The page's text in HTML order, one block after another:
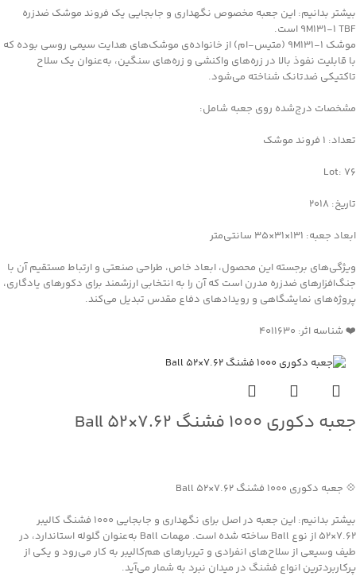
بیشتر بدانیم: این جعبه مخصوص نگهداری و جابجایی یک فروند موشک ضدزره
9M131-1 TBF است.
موشک 9M131-1 (متیس-ام) از خانواده‌ی موشک‌های هدایت سیمی روسی بوده که
با قابلیت نفوذ بالا در زره‌های واکنشی و زره‌های سنگین، به‌عنوان یک سلاح
تاکتیکی ضدتانک شناخته می‌شود.
مشخصات درج‌شده روی جعبه شامل:
تعداد: 1 فروند موشک
Lot: 76
تاریخ: 2018
ابعاد جعبه: 131×31×35 سانتی‌متر
ویژگی‌های برجسته این محصول، ابعاد خاص، طراحی صنعتی و ارتباط مستقیم آن با
جنگ‌افزارهای ضدزره مدرن است که آن را به انتخابی ارزشمند برای دکورهای یادگاری،
پروژه‌های نمایشگاهی و رویدادهای دفاع مقدس تبدیل می‌کند.
❤️ شناسه اثر: 4011630
جعبه دکوری ۱۰۰۰ فشنگ ۷.۶۲×۵۲ Ball
💠 جعبه دکوری ۱۰۰۰ فشنگ ۷.۶۲×۵۲ Ball
بیشتر بدانیم: این جعبه در اصل برای نگهداری و جابجایی ۱۰۰۰ فشنگ کالیبر
۷.۶۲×۵۲ از نوع Ball ساخته شده است. مهمات Ball به‌عنوان گلوله استاندارد، در
طیف وسیعی از سلاح‌های انفرادی و تیربارهای هم‌کالیبر به کار می‌رود و یکی از
پرکاربردترین انواع فشنگ در میدان نبرد به شمار می‌آید.